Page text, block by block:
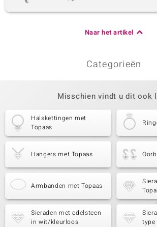
Naar het artikel
Categorieën
Misschien vindt u dit ook
Halskettingen met
Topaas
Hangers met Topaas
Armbanden met Topaas
Sieraden met edelsteen
in wit/kleurloos
type